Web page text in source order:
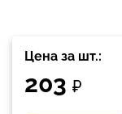
Цена за шт.:
203 ₽